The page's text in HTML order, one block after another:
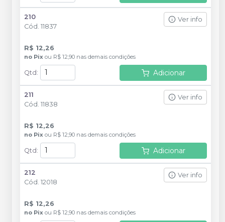
210
Cód. 11837
Ver info
R$ 12,26
no Pix ou R$ 12,90 nas demais condições
Qtd : Adicionar
211
Cód. 11838
Ver info
R$ 12,26
no Pix ou R$ 12,90 nas demais condições
Qtd : Adicionar
212
Cód. 12018
Ver info
R$ 12,26
no Pix ou R$ 12,90 nas demais condições